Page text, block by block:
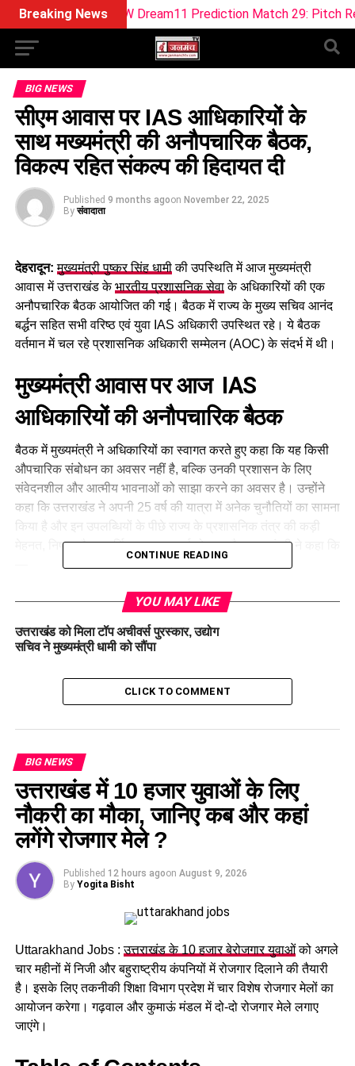
Breaking News
vs SOB-W Dream11 Prediction Match 29: Pitch Report,
BIG NEWS
सीएम आवास पर IAS आधिकारियों के
साथ मख्यमंत्री की अनौपचारिक बैठक,
विकल्प रहित संकल्प की हिदायत दी
Published 9 months agoon November 22, 2025
By संवादाता
देहरादून: मुख्यमंत्री पुष्कर सिंह धामीकी उपस्थिति में आज मुख्यमंत्री
आवास में उत्तराखंड केभारतीय प्रशासनिक सेवाके अधिकारियों की एक
अनौपचारिक बैठक आयोजित की गई। बैठक में राज्य के मुख्य सचिव आनंद
बर्द्धन सहित सभी वरिष्ठ एवं युवा IAS अधिकारी उपस्थित रहे। ये बैठक
वर्तमान में चल रहे प्रशासनिक अधिकारी सम्मेलन (AOC) के संदर्भ में थी।
मुख्यमंत्री आवास पर आज IAS
आधिकारियों की अनौपचारिक बैठक
बैठक में मुख्यमंत्री ने अधिकारियों का स्वागत करते हुए कहा कि यह किसी
औपचारिक संबोधन का अवसर नहीं है, बल्कि उनकी प्रशासन के लिए
संवेदनशील और आत्मीय भावनाओं को साझा करने का अवसर है। उन्होंने
कहा कि उत्तराखंड ने अपनी 25 वर्ष की यात्रा में अनेक चुनौतियों का सामना
मेहनत, निष्ठा और दूरदर्शिता का महत्वपूर्ण योगदान है। मुख्यमंत्री ने कहा कि
प्रशासन का परिचय दिया है। इसके लिए मैं आप सभी को हृदय से साधुवाद
“ये समय रुकने का नहीं, आगे बढ़ने का है” :
मुख्यमंत्री ने कहा कि यह समय अधिक गति, अधिक दृढ़ता और अधिक
संकल्प के साथ काम करने का है। उन्होंने प्रधानमंत्रीनरेंद्र मोदी
जी के
शब्द—
“ये दशक उत्तराखंड का दशक है”
का उल्लेख करते हुए कहा कि इस
संकल्प को साकार करना उत्तराखंड के प्रशासन का दायित्व है। उन्होंने
को ऐसे मोड़ पर लेकर जाना है, जहाँ हर नागरिक यह महसूस करे कि राज्य
CONTINUE READING
YOU MAY LIKE
उत्तराखंड को मिला टॉप अचीवर्स पुरस्कार, उद्योग
सचिव ने मुख्यमंत्री धामी को सौंपा
CLICK TO COMMENT
BIG NEWS
उत्तराखंड में 10 हजार युवाओं के लिए
नौकरी का मौका, जानिए कब और कहां
लगेंगे रोजगार मेले ?
Published 12 hours agoon August 9, 2026
By Yogita Bisht
Uttarakhand Jobs :उत्तराखंड के 10 हजार बेरोजगार युवाओंको अगले
चार महीनों में निजी और बहुराष्ट्रीय कंपनियों में रोजगार दिलाने की तैयारी
है। इसके लिए तकनीकी शिक्षा विभाग प्रदेश में चार विशेष रोजगार मेलों का
आयोजन करेगा। गढ़वाल और कुमाऊं मंडल में दो-दो रोजगार मेले लगाए
जाएंगे।